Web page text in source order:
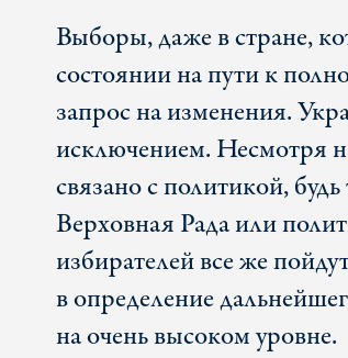
Выборы, даже в стране,
состоянии на пути к
запрос на изменения.
исключением. Несмотря
связано с политикой,
Верховная Рада или
избирателей все же
в определение
на очень высоком уровне.